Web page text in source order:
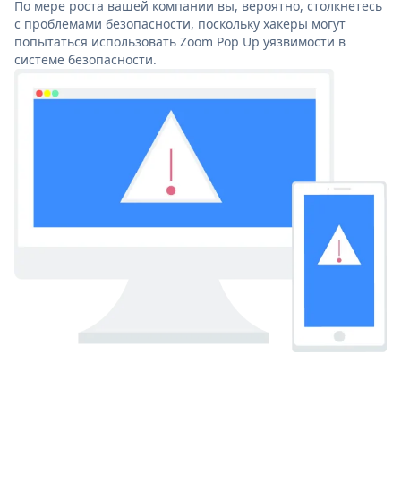
По мере роста вашей компании вы, вероятно, столкнетесь
с проблемами безопасности, поскольку хакеры могут
попытаться использовать Zoom Pop Up уязвимости в
системе безопасности.